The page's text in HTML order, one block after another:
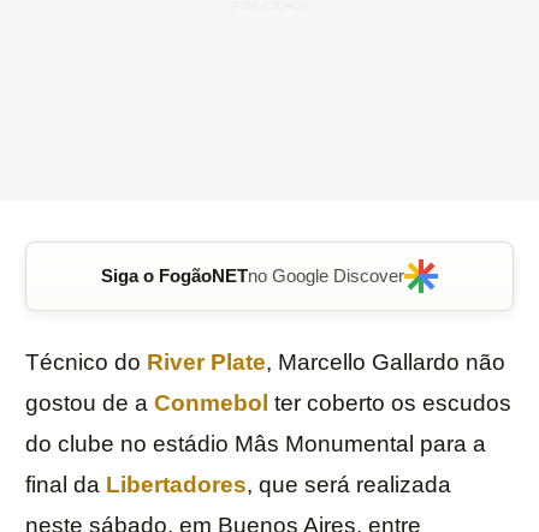
Siga o FogãoNETno Google Discover
Técnico do River Plate, Marcello Gallardo não
gostou de a Conmebol ter coberto os escudos
do clube no estádio Mâs Monumental para a
final da Libertadores, que será realizada
neste sábado, em Buenos Aires, entre